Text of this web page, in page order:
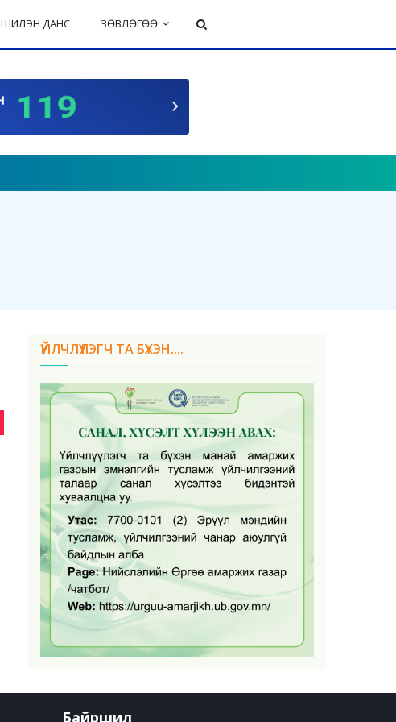
ШИЛЭН ДАНС ЗӨВЛӨГӨӨ
ҮЙЛЧЛҮҮЛЭГЧ ТА БҮХЭН....
Байршил